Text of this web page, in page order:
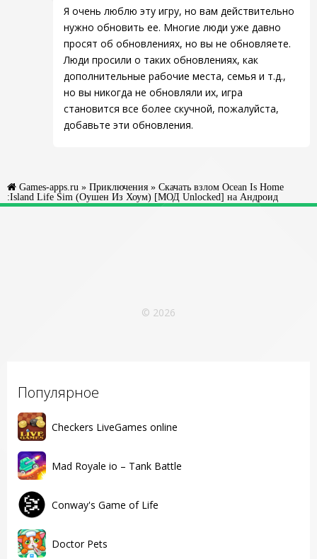
Популярное
Checkers LiveGames online
Mad Royale io – Tank Battle
Conway's Game of Life
Doctor Pets
Я очень люблю эту игру, но вам действительно
нужно обновить ее. Многие люди уже давно
просят об обновлениях, но вы не обновляете.
Люди просили о таких обновлениях, как
дополнительные рабочие места, семья и т.д.,
но вы никогда не обновляли их, игра
становится все более скучной, пожалуйста,
добавьте эти обновления.
Games-apps.ru » Приключения » Скачать взлом Ocean Is Home
:Island Life Sim (Оушен Из Хоум) [МОД Unlocked] на Андроид
© 2026